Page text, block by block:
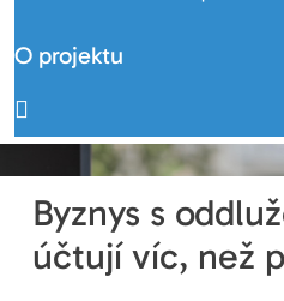
O projektu
Byznys s
účtují víc, než